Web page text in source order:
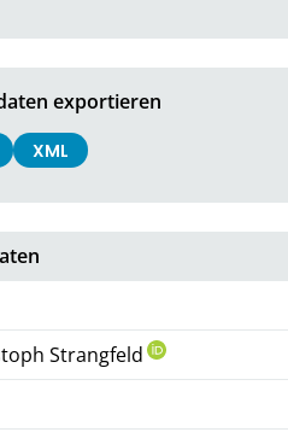
exportieren
XML
Strangfeld